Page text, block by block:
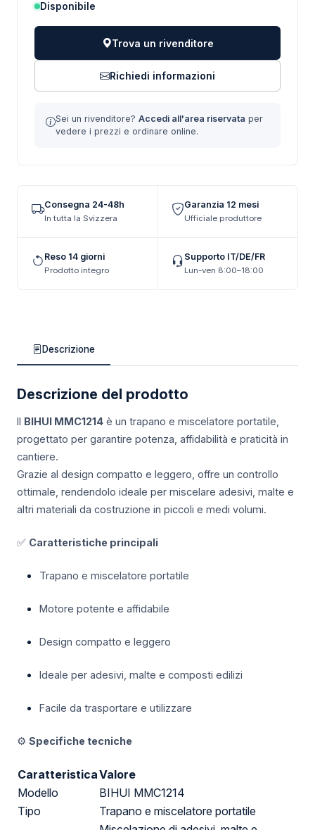
Disponibile
Trova un rivenditore
Richiedi informazioni
Sei un rivenditore? Accedi all'area riservata per
vedere i prezzi e ordinare online.
Consegna 24-48h
In tutta la Svizzera
Garanzia 12 mesi
Ufficiale produttore
Reso 14 giorni
Prodotto integro
Supporto IT/DE/FR
Lun-ven 8:00–18:00
Descrizione
Descrizione del prodotto
Il BIHUI MMC1214 è un trapano e miscelatore portatile,
progettato per garantire potenza, affidabilità e praticità in
cantiere.
Grazie al design compatto e leggero, offre un controllo
ottimale, rendendolo ideale per miscelare adesivi, malte e
altri materiali da costruzione in piccoli e medi volumi.
✅ Caratteristiche principali
Trapano e miscelatore portatile
Motore potente e affidabile
Design compatto e leggero
Ideale per adesivi, malte e composti edilizi
Facile da trasportare e utilizzare
⚙️ Specifiche tecniche
CaratteristicaValore
Modello
BIHUI MMC1214
Tipo
Trapano e miscelatore portatile